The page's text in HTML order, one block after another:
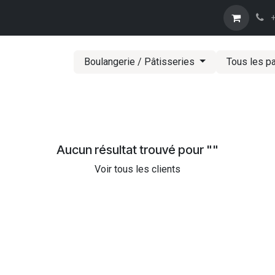
Boulangerie / Pâtisseries Tous les
Aucun résultat trouvé pour ""
Voir tous les clients